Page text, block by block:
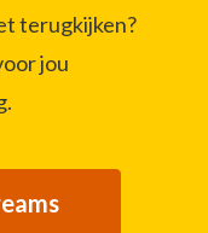
terugkijken?
jou